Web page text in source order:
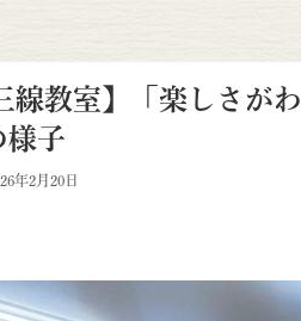
線教室】「楽しさが
様子
年2月20日